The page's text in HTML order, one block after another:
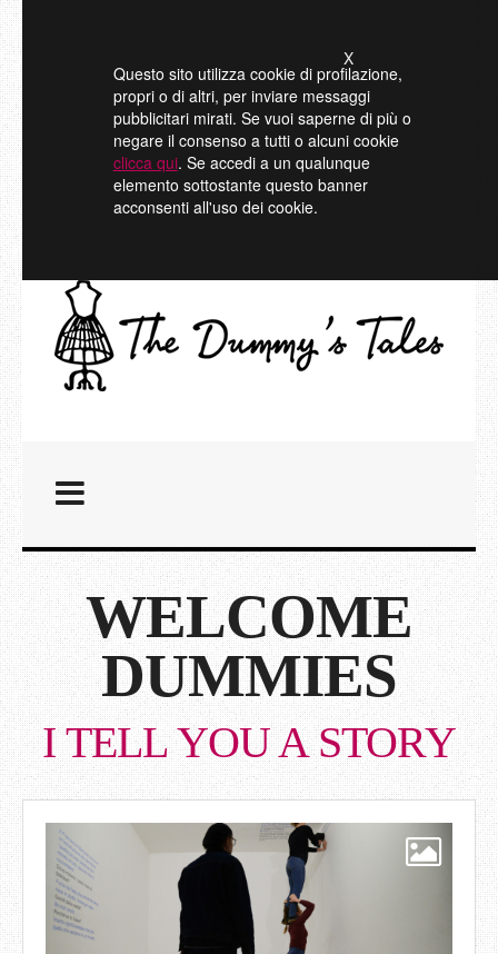
Questo sito utilizza cookie di profilazione,
propri o di altri, per inviare messaggi
pubblicitari mirati. Se vuoi saperne di più o
negare il consenso a tutti o alcuni cookie
clicca qui. Se accedi a un qualunque
elemento sottostante questo banner
acconsenti all'uso dei cookie.
X
WELCOME
DUMMIES
I TELL YOU A STORY